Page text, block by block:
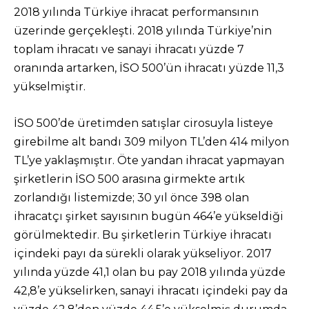
2018 yılında Türkiye ihracat performansının
üzerinde gerçekleşti. 2018 yılında Türkiye’nin
toplam ihracatı ve sanayi ihracatı yüzde 7
oranında artarken, İSO 500’ün ihracatı yüzde 11,3
yükselmiştir.
İSO 500’de üretimden satışlar cirosuyla listeye
girebilme alt bandı 309 milyon TL’den 414 milyon
TL’ye yaklaşmıştır. Öte yandan ihracat yapmayan
şirketlerin İSO 500 arasına girmekte artık
zorlandığı listemizde; 30 yıl önce 398 olan
ihracatçı şirket sayısının bugün 464’e yükseldiği
görülmektedir. Bu şirketlerin Türkiye ihracatı
içindeki payı da sürekli olarak yükseliyor. 2017
yılında yüzde 41,1 olan bu pay 2018 yılında yüzde
42,8’e yükselirken, sanayi ihracatı içindeki pay da